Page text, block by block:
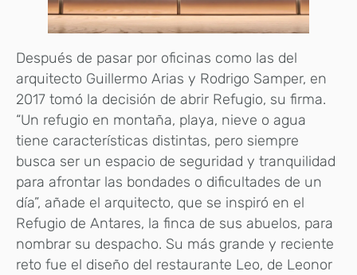
Después de pasar por oficinas como las del
arquitecto Guillermo Arias y Rodrigo Samper, en
2017 tomó la decisión de abrir Refugio, su firma.
“Un refugio en montaña, playa, nieve o agua
tiene características distintas, pero siempre
busca ser un espacio de seguridad y tranquilidad
para afrontar las bondades o dificultades de un
día”, añade el arquitecto, que se inspiró en el
Refugio de Antares, la finca de sus abuelos, para
nombrar su despacho. Su más grande y reciente
reto fue el diseño del restaurante Leo, de Leonor